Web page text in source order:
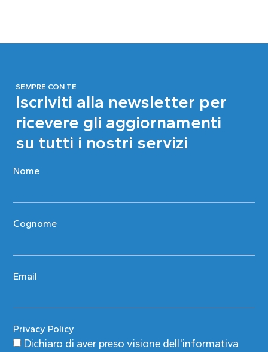
SEMPRE CON TE
Iscriviti alla newsletter per
ricevere gli aggiornamenti
su tutti i nostri servizi
Nome
Cognome
Email
Privacy Policy
Dichiaro di aver preso visione dell'informativa